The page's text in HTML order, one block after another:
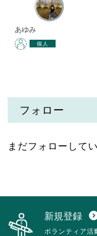
あゆみ
個人
フォロー
まだフォローして
新規登録
ボランティア活